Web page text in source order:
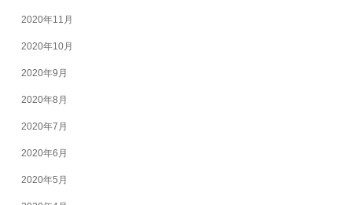
2020年11月
2020年10月
2020年9月
2020年8月
2020年7月
2020年6月
2020年5月